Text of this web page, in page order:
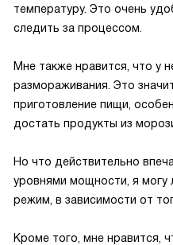
температуру. Это очень
следить за процессом.
Мне также нравится, что у
размораживания. Это
приготовление пищи,
достать продукты из
Но что действительно
уровнями мощности, я могу
режим, в зависимости от
Кроме того, мне нравится,